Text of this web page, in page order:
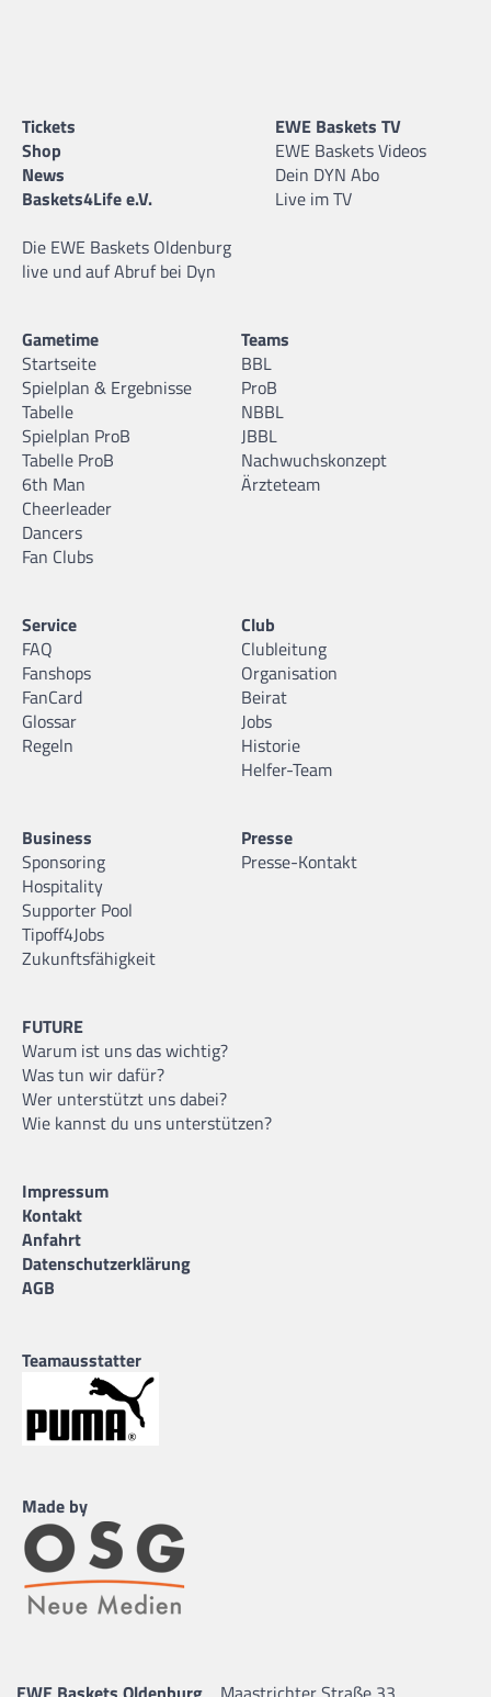
Tickets
Shop
News
Baskets4Life e.V.
Die EWE Baskets Oldenburg
live und auf Abruf bei Dyn
EWE Baskets TV
EWE Baskets Videos
Dein DYN Abo
Live im TV
Gametime
Startseite
Spielplan & Ergebnisse
Tabelle
Spielplan ProB
Tabelle ProB
6th Man
Cheerleader
Dancers
Fan Clubs
Teams
BBL
ProB
NBBL
JBBL
Nachwuchskonzept
Ärzteteam
Service
FAQ
Fanshops
FanCard
Glossar
Regeln
Club
Clubleitung
Organisation
Beirat
Jobs
Historie
Helfer-Team
Business
Sponsoring
Hospitality
Supporter Pool
Tipoff4Jobs
Zukunftsfähigkeit
Presse
Presse-Kontakt
FUTURE
Warum ist uns das wichtig?
Was tun wir dafür?
Wer unterstützt uns dabei?
Wie kannst du uns unterstützen?
Impressum
Kontakt
Anfahrt
Datenschutzerklärung
AGB
Teamausstatter
Made by